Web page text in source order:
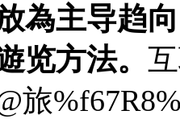
為主导趋
览方法。
旅